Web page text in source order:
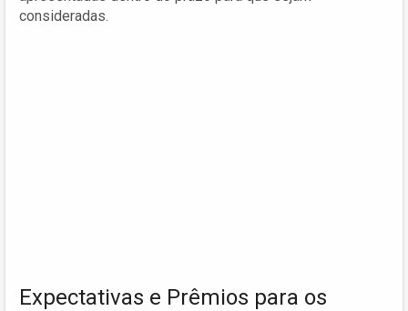
consideradas.
Expectativas e Prêmios para os